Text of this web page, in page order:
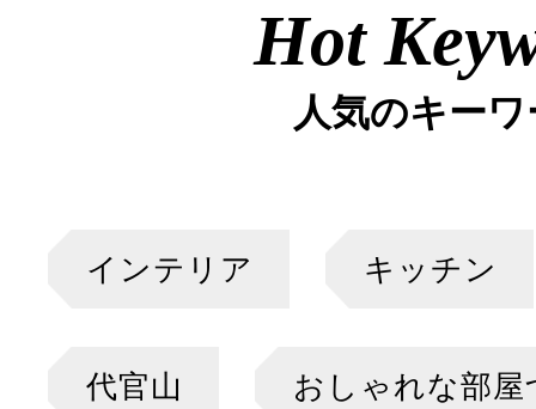
Hot
人気のキー
インテリア キッチン
代官山 おしゃれな部屋